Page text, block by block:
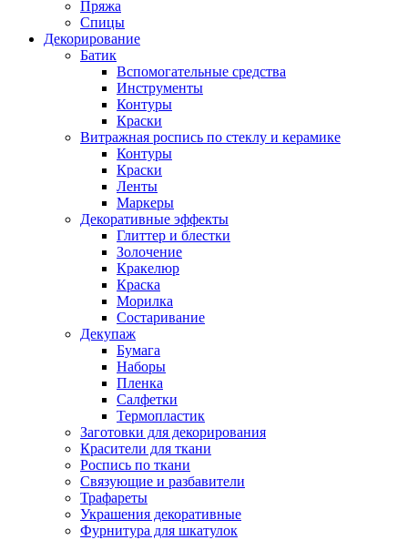
Пряжа
Спицы
Декорирование
Батик
Вспомогательные средства
Инструменты
Контуры
Краски
Витражная роспись по стеклу и керамике
Контуры
Краски
Ленты
Маркеры
Декоративные эффекты
Глиттер и блестки
Золочение
Кракелюр
Краска
Морилка
Состаривание
Декупаж
Бумага
Наборы
Пленка
Салфетки
Термопластик
Заготовки для декорирования
Красители для ткани
Роспись по ткани
Связующие и разбавители
Трафареты
Украшения декоративные
Фурнитура для шкатулок